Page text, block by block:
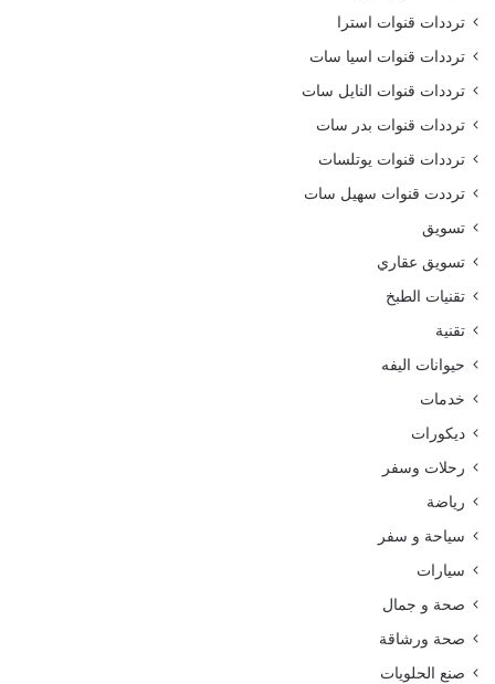
ترددات قنوات استرا
ترددات قنوات اسيا سات
ترددات قنوات النايل سات
ترددات قنوات بدر سات
ترددات قنوات يوتلسات
ترددت قنوات سهيل سات
تسويق
تسويق عقاري
تقنيات الطبخ
تقنية
حيوانات اليفه
خدمات
ديكورات
رحلات وسفر
رياضة
سياحة و سفر
سيارات
صحة و جمال
صحة ورشاقة
صنع الحلويات